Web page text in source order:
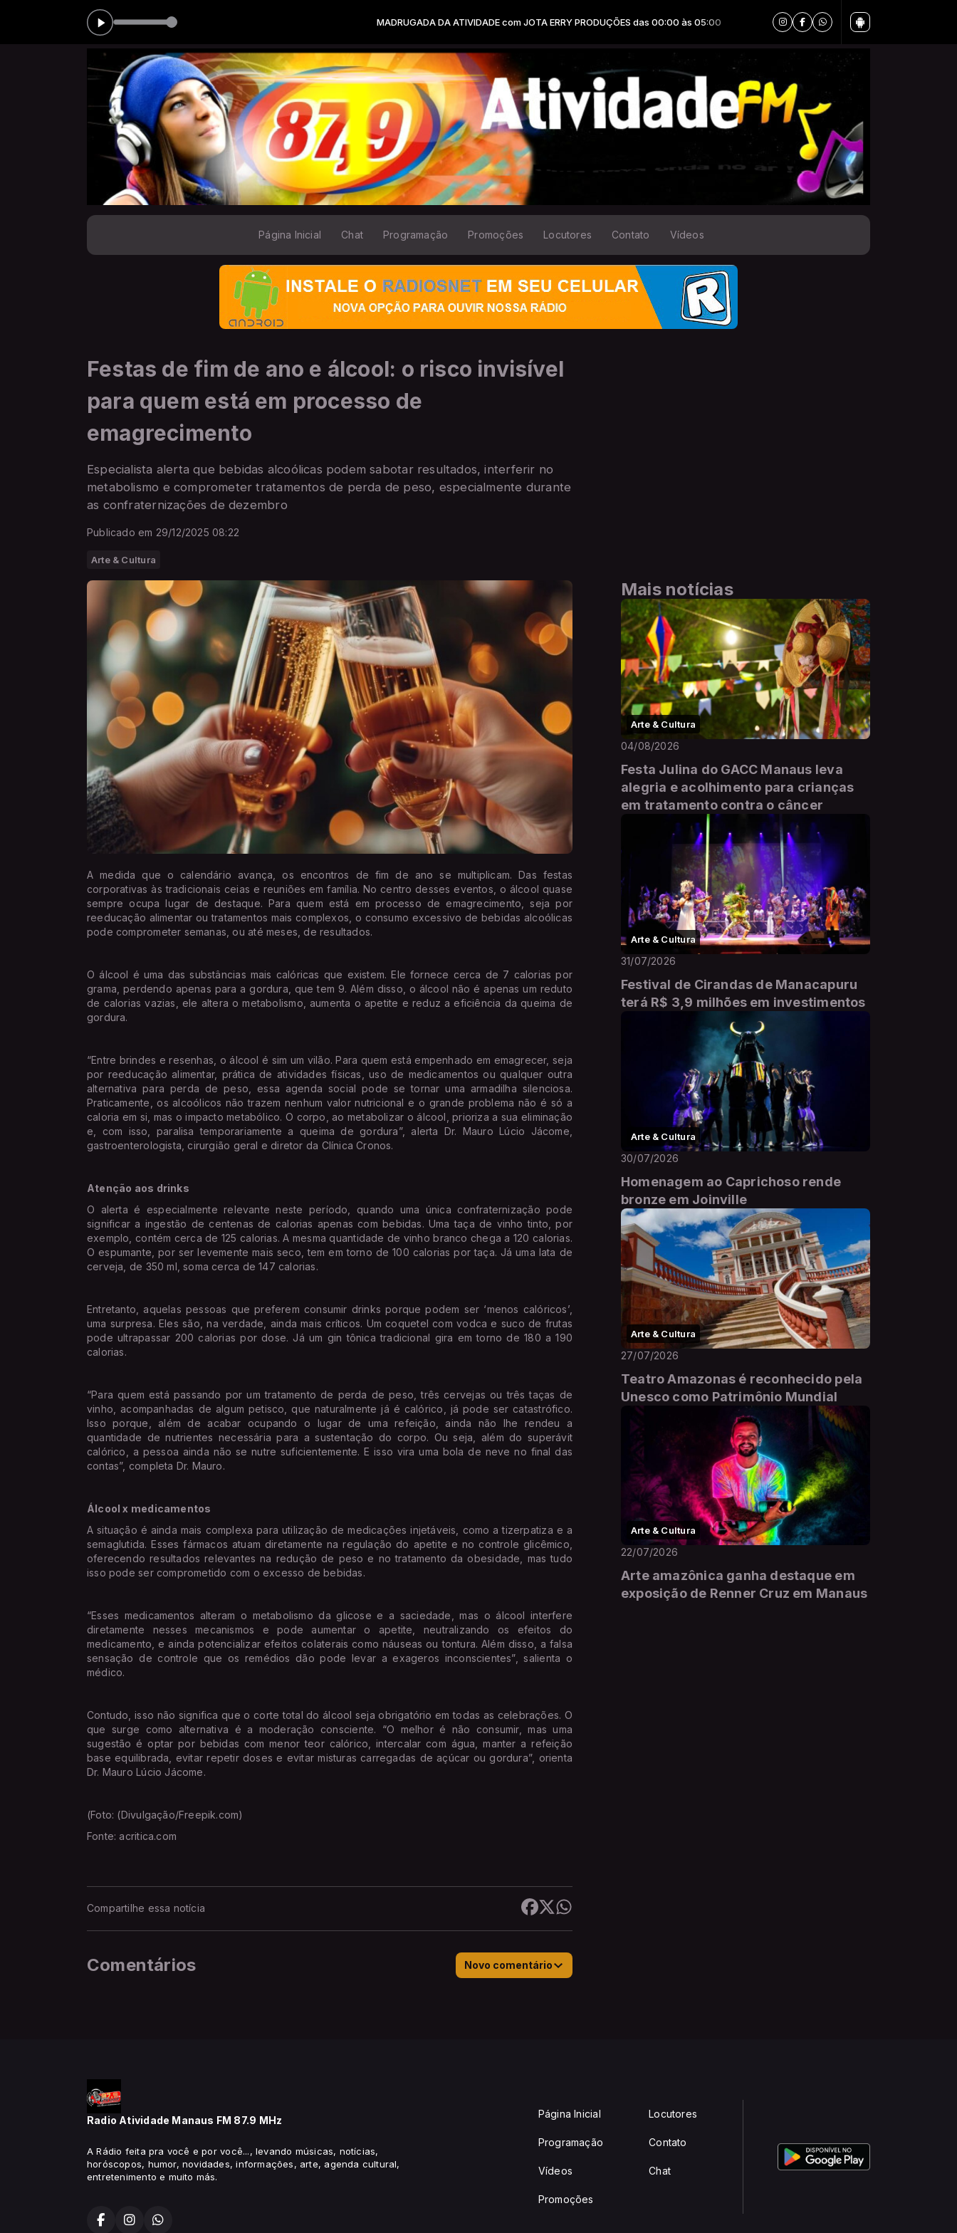
das 00:00 às 05:00 MADRUGADA DA ATIVIDADE com JOTA ERRY PRODUÇÕES das 00:00 às 05:00
Página Inicial Chat Programação Promoções Locutores Contato Vídeos
Festas de fim de ano e álcool: o risco invisível
para quem está em processo de
emagrecimento
Especialista alerta que bebidas alcoólicas podem sabotar resultados, interferir no
metabolismo e comprometer tratamentos de perda de peso, especialmente durante
as confraternizações de dezembro
Publicado em 29/12/2025 08:22
Arte & Cultura
A medida que o calendário avança, os encontros de fim de ano se multiplicam. Das festas
corporativas às tradicionais ceias e reuniões em família. No centro desses eventos, o álcool quase
sempre ocupa lugar de destaque. Para quem está em processo de emagrecimento, seja por
reeducação alimentar ou tratamentos mais complexos, o consumo excessivo de bebidas alcoólicas
pode comprometer semanas, ou até meses, de resultados.
O álcool é uma das substâncias mais calóricas que existem. Ele fornece cerca de 7 calorias por
grama, perdendo apenas para a gordura, que tem 9. Além disso, o álcool não é apenas um reduto
de calorias vazias, ele altera o metabolismo, aumenta o apetite e reduz a eficiência da queima de
gordura.
“Entre brindes e resenhas, o álcool é sim um vilão. Para quem está empenhado em emagrecer, seja
por reeducação alimentar, prática de atividades físicas, uso de medicamentos ou qualquer outra
alternativa para perda de peso, essa agenda social pode se tornar uma armadilha silenciosa.
Praticamente, os alcoólicos não trazem nenhum valor nutricional e o grande problema não é só a
caloria em si, mas o impacto metabólico. O corpo, ao metabolizar o álcool, prioriza a sua eliminação
e, com isso, paralisa temporariamente a queima de gordura”, alerta Dr. Mauro Lúcio Jácome,
gastroenterologista, cirurgião geral e diretor da Clínica Cronos.
Atenção aos drinks
O alerta é especialmente relevante neste período, quando uma única confraternização pode
significar a ingestão de centenas de calorias apenas com bebidas. Uma taça de vinho tinto, por
exemplo, contém cerca de 125 calorias. A mesma quantidade de vinho branco chega a 120 calorias.
O espumante, por ser levemente mais seco, tem em torno de 100 calorias por taça. Já uma lata de
cerveja, de 350 ml, soma cerca de 147 calorias.
Entretanto, aquelas pessoas que preferem consumir drinks porque podem ser ‘menos calóricos’,
uma surpresa. Eles são, na verdade, ainda mais críticos. Um coquetel com vodca e suco de frutas
pode ultrapassar 200 calorias por dose. Já um gin tônica tradicional gira em torno de 180 a 190
calorias.
“Para quem está passando por um tratamento de perda de peso, três cervejas ou três taças de
vinho, acompanhadas de algum petisco, que naturalmente já é calórico, já pode ser catastrófico.
Isso porque, além de acabar ocupando o lugar de uma refeição, ainda não lhe rendeu a
quantidade de nutrientes necessária para a sustentação do corpo. Ou seja, além do superávit
calórico, a pessoa ainda não se nutre suficientemente. E isso vira uma bola de neve no final das
contas”, completa Dr. Mauro.
Álcool x medicamentos
A situação é ainda mais complexa para utilização de medicações injetáveis, como a tizerpatiza e a
semaglutida. Esses fármacos atuam diretamente na regulação do apetite e no controle glicêmico,
oferecendo resultados relevantes na redução de peso e no tratamento da obesidade, mas tudo
isso pode ser comprometido com o excesso de bebidas.
“Esses medicamentos alteram o metabolismo da glicose e a saciedade, mas o álcool interfere
diretamente nesses mecanismos e pode aumentar o apetite, neutralizando os efeitos do
medicamento, e ainda potencializar efeitos colaterais como náuseas ou tontura. Além disso, a falsa
sensação de controle que os remédios dão pode levar a exageros inconscientes”, salienta o
médico.
Contudo, isso não significa que o corte total do álcool seja obrigatório em todas as celebrações. O
que surge como alternativa é a moderação consciente. “O melhor é não consumir, mas uma
sugestão é optar por bebidas com menor teor calórico, intercalar com água, manter a refeição
base equilibrada, evitar repetir doses e evitar misturas carregadas de açúcar ou gordura”, orienta
Dr. Mauro Lúcio Jácome.
(Foto: (Divulgação/Freepik.com)
Fonte: acritica.com
Compartilhe essa notícia
Comentários Novo comentário
Mais notícias
Arte & Cultura
04/08/2026
Festa Julina do GACC Manaus leva
alegria e acolhimento para crianças
em tratamento contra o câncer
Arte & Cultura
31/07/2026
Festival de Cirandas de Manacapuru
terá R$ 3,9 milhões em investimentos
Arte & Cultura
30/07/2026
Homenagem ao Caprichoso rende
bronze em Joinville
Arte & Cultura
27/07/2026
Teatro Amazonas é reconhecido pela
Unesco como Patrimônio Mundial
Arte & Cultura
22/07/2026
Arte amazônica ganha destaque em
exposição de Renner Cruz em Manaus
Radio Atividade Manaus FM 87.9 MHz
A Rádio feita pra você e por você..., levando músicas, notícias,
horóscopos, humor, novidades, informações, arte, agenda cultural,
entretenimento e muito más.
Página Inicial
Programação
Vídeos
Promoções
Locutores
Contato
Chat